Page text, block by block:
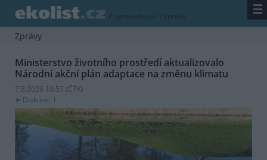
/ zpravodajství / zprávy ☰
Zprávy
Ministerstvo životního prostředí aktualizovalo
Národní akční plán adaptace na změnu klimatu
7.8.2026 10:53 (ČTK)
Diskuse: 1